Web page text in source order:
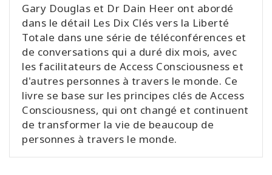
Gary Douglas et Dr Dain Heer ont abordé
dans le détail Les Dix Clés vers la Liberté
Totale dans une série de téléconférences et
de conversations qui a duré dix mois, avec
les facilitateurs de Access Consciousness et
d'autres personnes à travers le monde. Ce
livre se base sur les principes clés de Access
Consciousness, qui ont changé et continuent
de transformer la vie de beaucoup de
personnes à travers le monde.